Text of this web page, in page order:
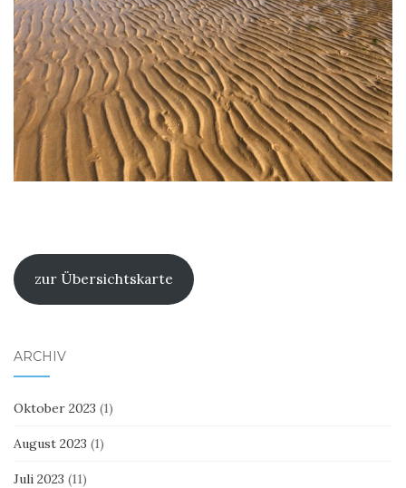
zur Übersichtskarte
ARCHIV
Oktober 2023 (1)
August 2023 (1)
Juli 2023 (11)